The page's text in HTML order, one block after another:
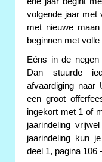
volgende jaar met
met nieuwe
beginnen met
Eéns in de
Dan stuurde
afvaardiging naar
een groot
ingekort met 1 of
jaarindeling
jaarindeling kun
deel 1, pagina 106